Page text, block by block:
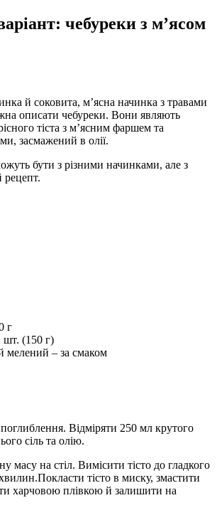
чебуреки з м’ясом
й соковита, м’ясна начинка з травами
описати чебуреки. Вони являють
тіста з м’ясним фаршем та
засмажений в олії.
бути з різними начинками, але з
рецепт.
г
шт. (150 г)
мелений – за смаком
Відміряти 250 мл крутого
сіль та олію.
масу на стіл. Вимісити тісто до гладкого
тісто в миску, змастити
харчовою плівкою й залишити на